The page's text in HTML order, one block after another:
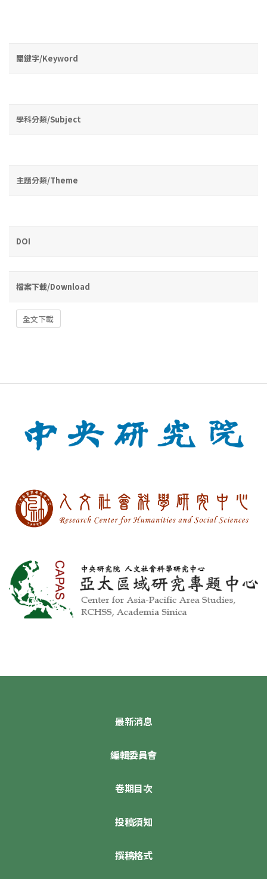
關鍵字/Keyword
學科分類/Subject
主題分類/Theme
DOI
檔案下載/Download
全文下載
最新消息
編輯委員會
卷期目次
投稿須知
撰稿格式